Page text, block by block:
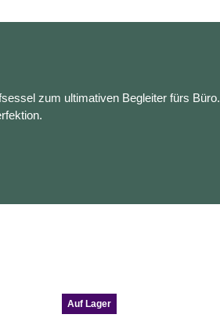
zum ultimativen Begleiter fürs Büro.
Auf Lager